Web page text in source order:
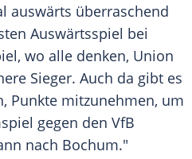
auswärts überraschend
Auswärtsspiel bei
wo alle denken, Union
Sieger. Auch da gibt es
Punkte mitzunehmen, um
gegen den VfB
nach Bochum."